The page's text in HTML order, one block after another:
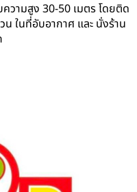
วามสูง 30-50 เมตร โดยติด
ในที่อับอากาศ และ นั่งร้าน